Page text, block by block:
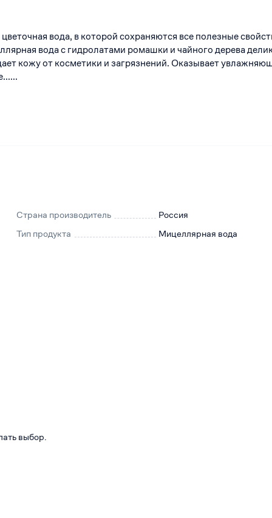
вода, в которой сохраняются все полезные
вода с гидролатами ромашки и чайного дерева
кожу от косметики и загрязнений. Оказывает
Страна производитель
Россия
Тип продукта
Мицеллярная вода
выбор.